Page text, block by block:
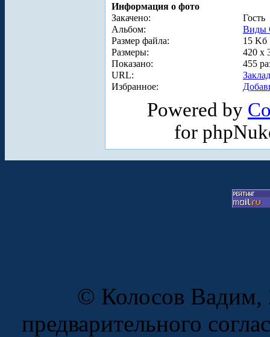
Информация о фото
Закачено:
Гость
Альбом:
Виды
Размер файла:
15 Kб
Размеры:
420 x
Показано:
455
URL:
Избранное:
Powered by
for
© Колосов Вадим,
предварительного